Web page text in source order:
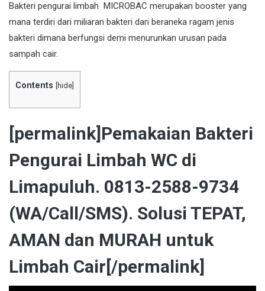
Bakteri pengurai limbah MICROBAC merupakan booster yang
mana terdiri dari miliaran bakteri dari beraneka ragam jenis
bakteri dimana berfungsi demi menurunkan urusan pada
sampah cair.
Contents hide
[permalink]Pemakaian Bakteri
Pengurai Limbah WC di
Limapuluh. 0813-2588-9734
(WA/Call/SMS). Solusi TEPAT,
AMAN dan MURAH untuk
Limbah Cair[/permalink]